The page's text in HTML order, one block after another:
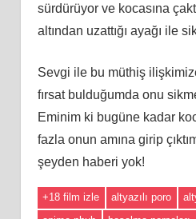
sürdürüyor ve kocasına
altından uzattığı ayağı ile
Sevgi ile bu müthiş
fırsat bulduğumda onu
Eminim ki bugüne kadar
fazla onun amına girip
şeyden haberi yok!
+18 film izle altyazılı poro